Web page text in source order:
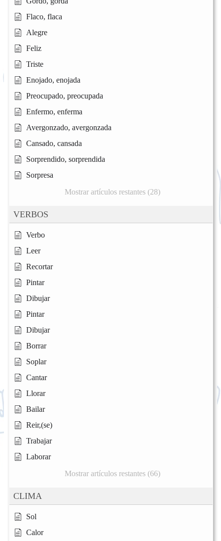
Flaco, flaca
Alegre
Feliz
Triste
Enojado, enojada
Preocupado, preocupada
Enfermo, enferma
Avergonzado, avergonzada
Cansado, cansada
Sorprendido, sorprendida
Sorpresa
Mostrar artículos restantes (28)
VERBOS
Verbo
Leer
Recortar
Pintar
Dibujar
Pintar
Dibujar
Borrar
Soplar
Cantar
Llorar
Bailar
Reir,(se)
Trabajar
Laborar
Mostrar artículos restantes (66)
CLIMA
Sol
Calor